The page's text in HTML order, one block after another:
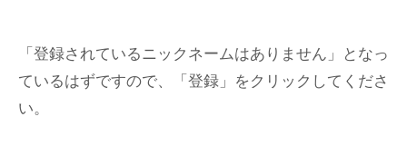
「登録されているニックネームはありません」となっ
ているはずですので、「登録」をクリックしてくださ
い。